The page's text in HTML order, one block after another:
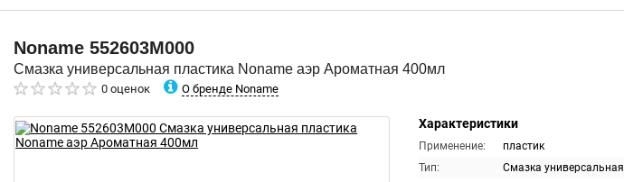
Noname 552603M000
Смазка универсальная пластика Noname аэр Ароматная 400мл
0 оценок О бренде Noname
Характеристики
Применение:
пластик
Тип:
Смазка универсальная